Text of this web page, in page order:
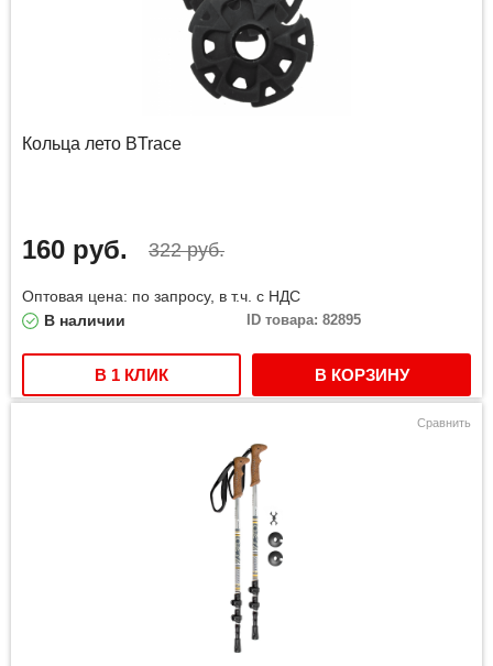
Кольца лето BTrace
160 руб. 322 руб.
Оптовая цена: по запросу, в т.ч. с НДС
В наличии
ID товара: 82895
В 1 КЛИК В КОРЗИНУ
Сравнить